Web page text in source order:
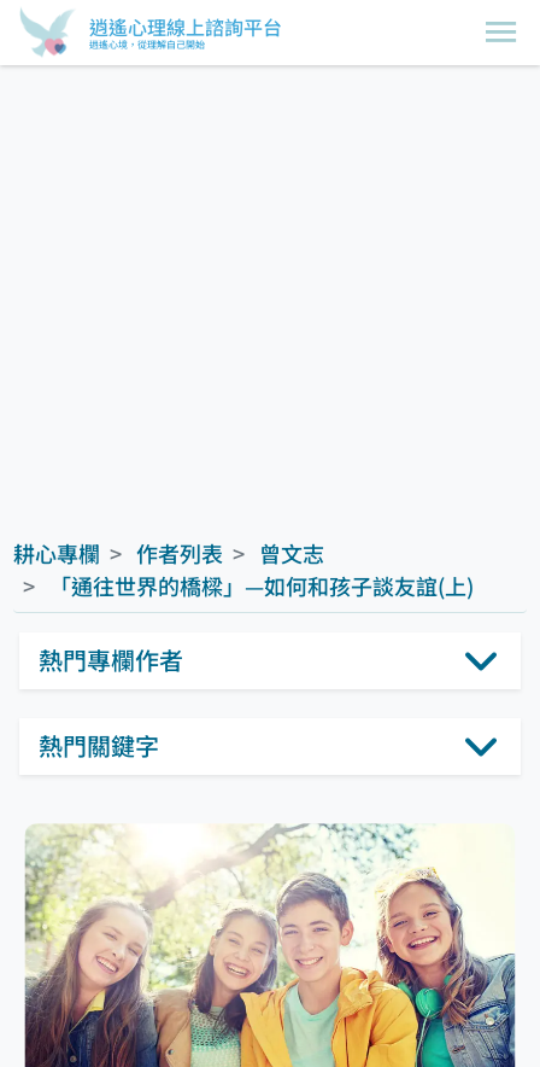
逍遙心理線上諮詢平台
逍遙心境，從理解自己開始
熱門關鍵字
熱門專欄作者
耕心專欄 作者列表
曾文志
「通往世界的橋樑」—如何和孩子談友誼(上)